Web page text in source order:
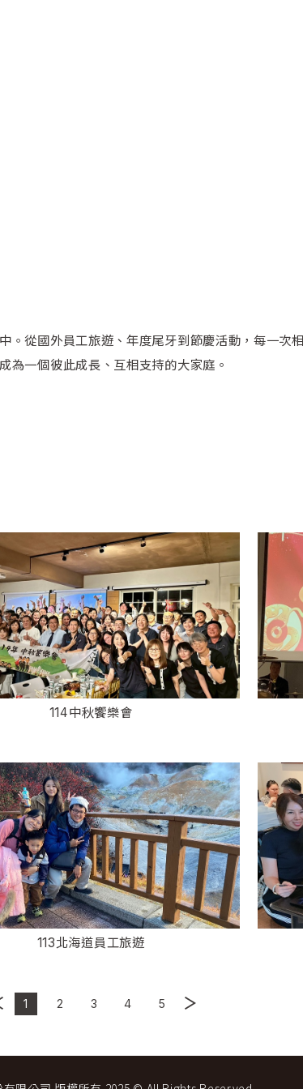
。從國外員工旅遊、年度尾牙到節慶活動，每一次相
為一個彼此成長、互相支持的大家庭。
114中秋饗樂會
113北海道員工旅遊
1 2 3 4 5